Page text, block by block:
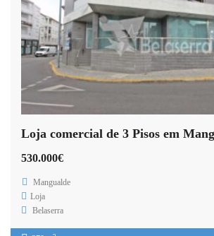
Loja comercial de 3 Pisos em
530.000€
Mangualde
Loja
Belaserra